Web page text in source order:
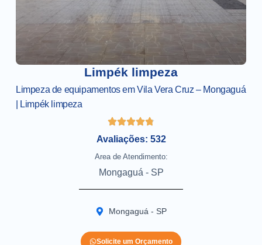
Limpék limpeza
Limpeza de equipamentos em Vila Vera Cruz – Mongaguá
| Limpék limpeza
Avaliações: 532
Area de Atendimento:
Mongaguá - SP
Mongaguá - SP
Solicite um Orçamento